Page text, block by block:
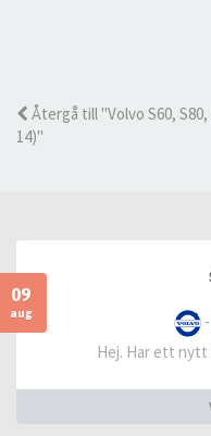
Återgå till "Volvo S60, S80,
14)"
09
aug
-
Hej. Har ett